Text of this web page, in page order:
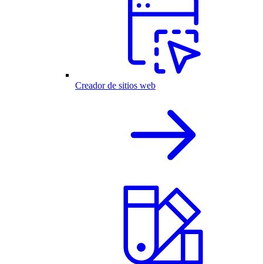
Creador de sitios web